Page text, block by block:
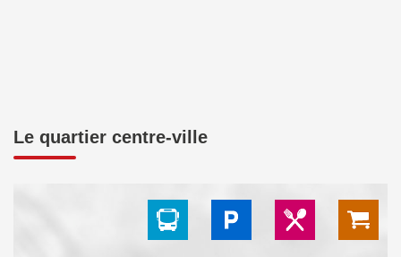
Le quartier centre-ville